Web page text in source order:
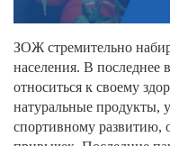
ЗОЖ стремительно
населения. В последнее
относиться к своему
натуральные продукты,
спортивному развитию,